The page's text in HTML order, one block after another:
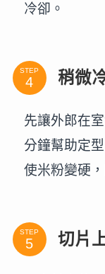
冷卻。
STEP 稍微
先讓外郎在
分鐘幫助定
使米粉變硬
STEP 切片